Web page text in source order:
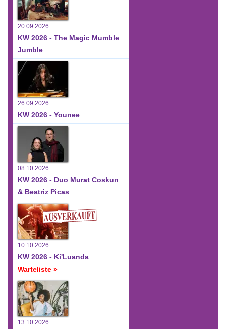
20.09.2026
KW 2026 - The Magic Mumble
Jumble
26.09.2026
KW 2026 - Younee
08.10.2026
KW 2026 - Duo Murat Coskun
& Beatriz Picas
10.10.2026
KW 2026 - Ki'Luanda
Warteliste »
13.10.2026